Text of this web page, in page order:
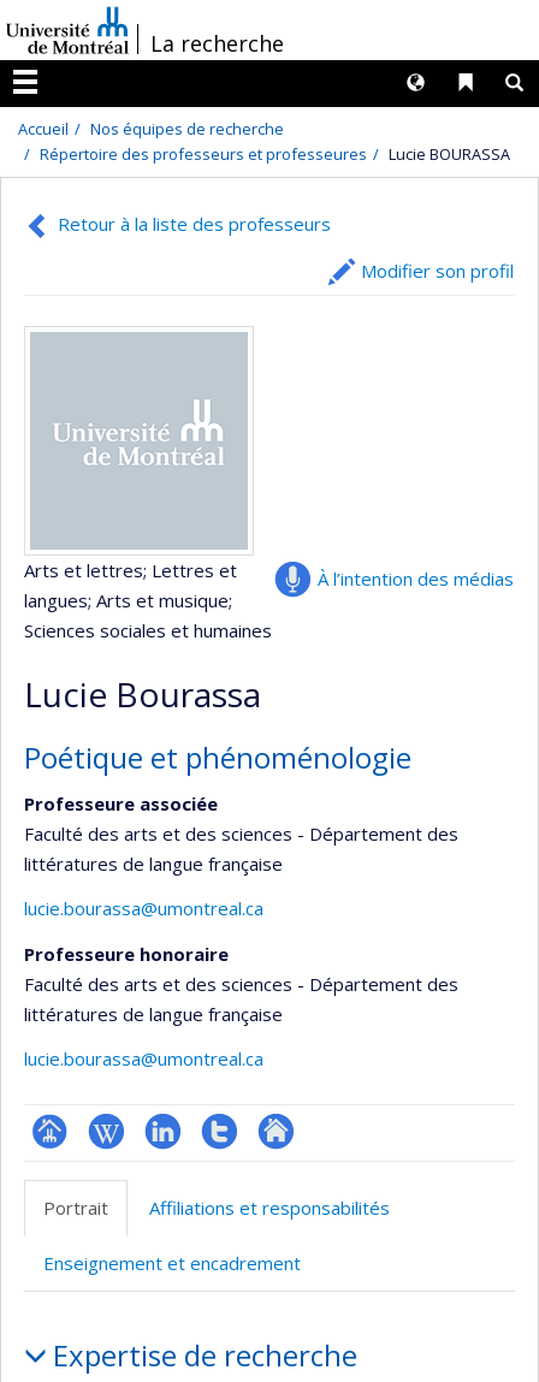
au
contenu
/La recherche
Menu
Liens
Langues
Accueil
Nos équipes de recherche
Répertoire des professeurs et professeures
Lucie BOURASSA
Retour à la liste des professeurs
Modifier son profil
À l’intention des médias
Arts et lettres; Lettres et
langues; Arts et musique;
Sciences sociales et humaines
Lucie Bourassa
Poétique et phénoménologie
Professeure associée
Faculté des arts et des sciences - Département des
littératures de langue française
lucie.bourassa@umontreal.ca
Professeure honoraire
Faculté des arts et des sciences - Département des
littératures de langue française
lucie.bourassa@umontreal.ca
Page Wiki LinkedInCompteAutre
web
Portrait Affiliations et responsabilités
Enseignement et encadrement
Expertise de recherche